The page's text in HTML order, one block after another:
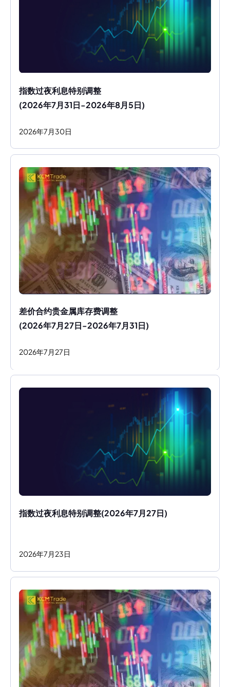
指数过夜利息特别调整
(2026年7月31日-2026年8月5日)
2026年7 月 30日
差价合约贵金属库存费调整
(2026年7月27日-2026年7月31日)
2026年7 月 27日
指数过夜利息特别调整(2026年7月27日)
2026年7 月 23日